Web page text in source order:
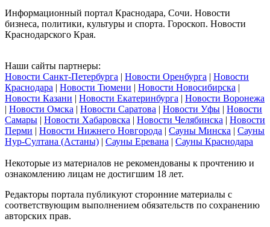
Информационный портал Краснодара, Сочи. Новости
бизнеса, политики, культуры и спорта. Гороскоп. Новости
Краснодарского Края.
Наши сайты партнеры:
Новости Санкт-Петербурга | Новости Оренбурга | Новости
Краснодара | Новости Тюмени | Новости Новосибирска |
Новости Казани | Новости Екатеринбурга | Новости Воронежа
| Новости Омска | Новости Саратова | Новости Уфы | Новости
Самары | Новости Хабаровска | Новости Челябинска | Новости
Перми | Новости Нижнего Новгорода | Сауны Минска | Сауны
Нур-Султана (Астаны) | Сауны Еревана | Сауны Краснодара
Некоторые из материалов не рекомендованы к прочтению и
ознакомлению лицам не достигшим 18 лет.
Редакторы портала публикуют сторонние материалы с
соответствующим выполнением обязательств по сохранению
авторских прав.